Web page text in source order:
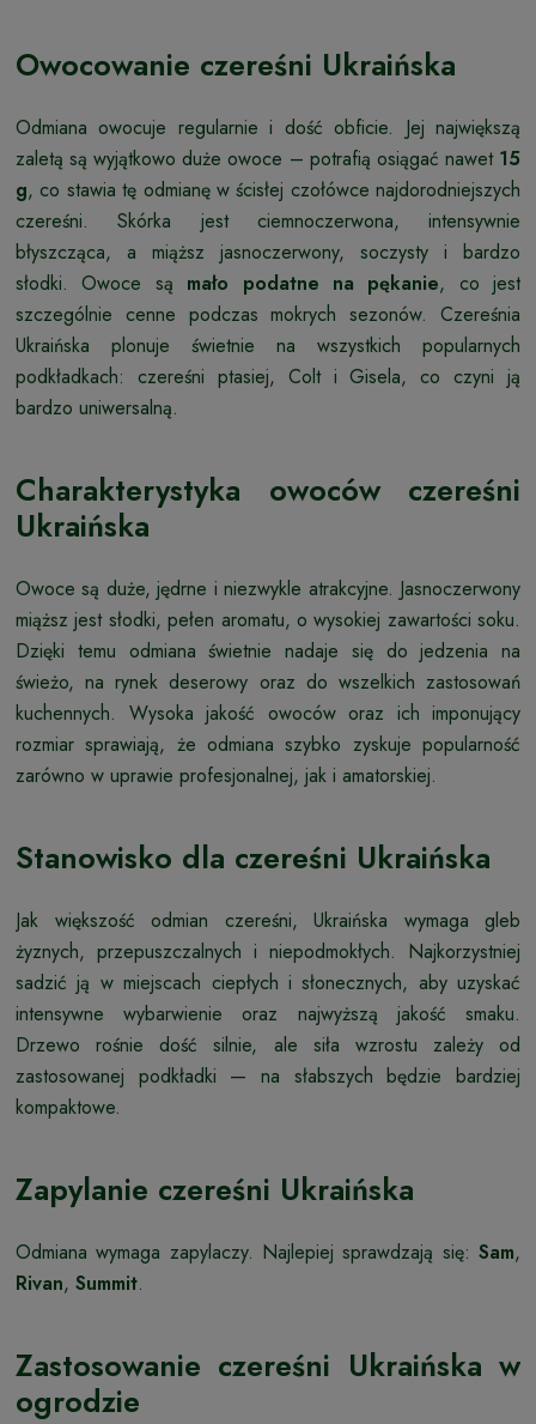
Owocowanie czereśni Ukraińska
Odmiana owocuje regularnie i dość obficie. Jej największą
zaletą są wyjątkowo duże owoce – potrafią osiągać nawet 15
g, co stawia tę odmianę w ścisłej czołówce najdorodniejszych
czereśni. Skórka jest ciemnoczerwona, intensywnie
błyszcząca, a miąższ jasnoczerwony, soczysty i bardzo
słodki. Owoce są mało podatne na pękanie, co jest
szczególnie cenne podczas mokrych sezonów. Czereśnia
Ukraińska plonuje świetnie na wszystkich popularnych
podkładkach: czereśni ptasiej, Colt i Gisela, co czyni ją
bardzo uniwersalną.
Charakterystyka owoców czereśni
Ukraińska
Owoce są duże, jędrne i niezwykle atrakcyjne. Jasnoczerwony
miąższ jest słodki, pełen aromatu, o wysokiej zawartości soku.
Dzięki temu odmiana świetnie nadaje się do jedzenia na
świeżo, na rynek deserowy oraz do wszelkich zastosowań
kuchennych. Wysoka jakość owoców oraz ich imponujący
rozmiar sprawiają, że odmiana szybko zyskuje popularność
zarówno w uprawie profesjonalnej, jak i amatorskiej.
Stanowisko dla czereśni Ukraińska
Jak większość odmian czereśni, Ukraińska wymaga gleb
żyznych, przepuszczalnych i niepodmokłych. Najkorzystniej
sadzić ją w miejscach ciepłych i słonecznych, aby uzyskać
intensywne wybarwienie oraz najwyższą jakość smaku.
Drzewo rośnie dość silnie, ale siła wzrostu zależy od
zastosowanej podkładki — na słabszych będzie bardziej
kompaktowe.
Zapylanie czereśni Ukraińska
Odmiana wymaga zapylaczy. Najlepiej sprawdzają się: Sam,
Rivan, Summit.
Zastosowanie czereśni Ukraińska w
ogrodzie